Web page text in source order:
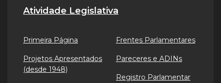
Atividade Legislativa
Primeira Página
Projetos Apresentados
(desde 1948)
Frentes Parlamentares
Pareceres e ADINs
Registro Parlamentar